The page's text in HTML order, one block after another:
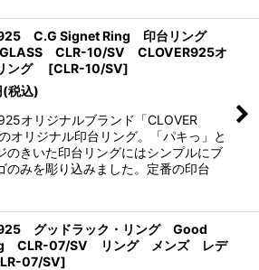
C.G Signet Ring 印台リング
GLASS CLR-10/SV CLOVER925オ
ング
[CLR-10/SV]
(税込)
オリジナルブランド「CLOVER
オリジナル印台リング。「パキっ」と
のきいた印台リングにはシンプルにブ
のみを彫り込みました。定番の印台
グッドラック・リング Good
CLR-07/SV リング メンズ レデ
07/SV]